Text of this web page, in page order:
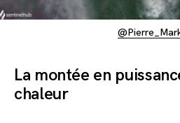
La montée en
chaleur